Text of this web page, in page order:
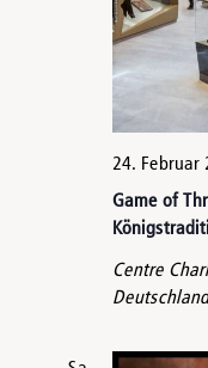
Game of
24. Februar
Centre
Deutschland